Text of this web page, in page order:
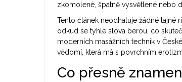
zkomolené, špatně vysvětlené nebo
Tento článek neodhaluje žádné tajné
odkud se tyhle slova berou, co
moderních masážních technik v
vědomí, která má s povrchním
Co přesně